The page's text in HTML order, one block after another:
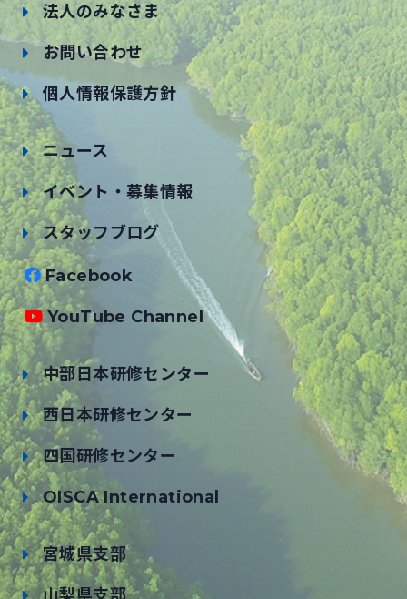
法人のみなさま
お問い合わせ
個人情報保護方針
ニュース
イベント・募集情報
スタッフブログ
Facebook
YouTube Channel
中部日本研修センター
西日本研修センター
四国研修センター
OISCA International
宮城県支部